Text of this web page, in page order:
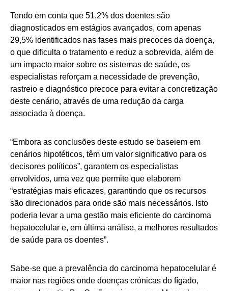
Tendo em conta que 51,2% dos doentes são
diagnosticados em estágios avançados, com apenas
29,5% identificados nas fases mais precoces da doença,
o que dificulta o tratamento e reduz a sobrevida, além de
um impacto maior sobre os sistemas de saúde, os
especialistas reforçam a necessidade de prevenção,
rastreio e diagnóstico precoce para evitar a concretização
deste cenário, através de uma redução da carga
associada à doença.
“Embora as conclusões deste estudo se baseiem em
cenários hipotéticos, têm um valor significativo para os
decisores políticos”, garantem os especialistas
envolvidos, uma vez que permite que elaborem
“estratégias mais eficazes, garantindo que os recursos
são direcionados para onde são mais necessários. Isto
poderia levar a uma gestão mais eficiente do carcinoma
hepatocelular e, em última análise, a melhores resultados
de saúde para os doentes”.
Sabe-se que a prevalência do carcinoma hepatocelular é
maior nas regiões onde doenças crónicas do fígado,